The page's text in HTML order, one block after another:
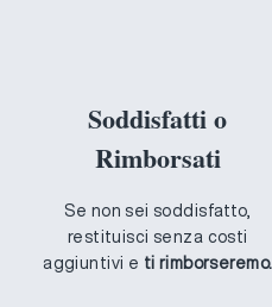
Soddisfatti o
Rimborsati
Se non sei soddisfatto,
restituisci senza costi
aggiuntivi e ti rimborseremo.